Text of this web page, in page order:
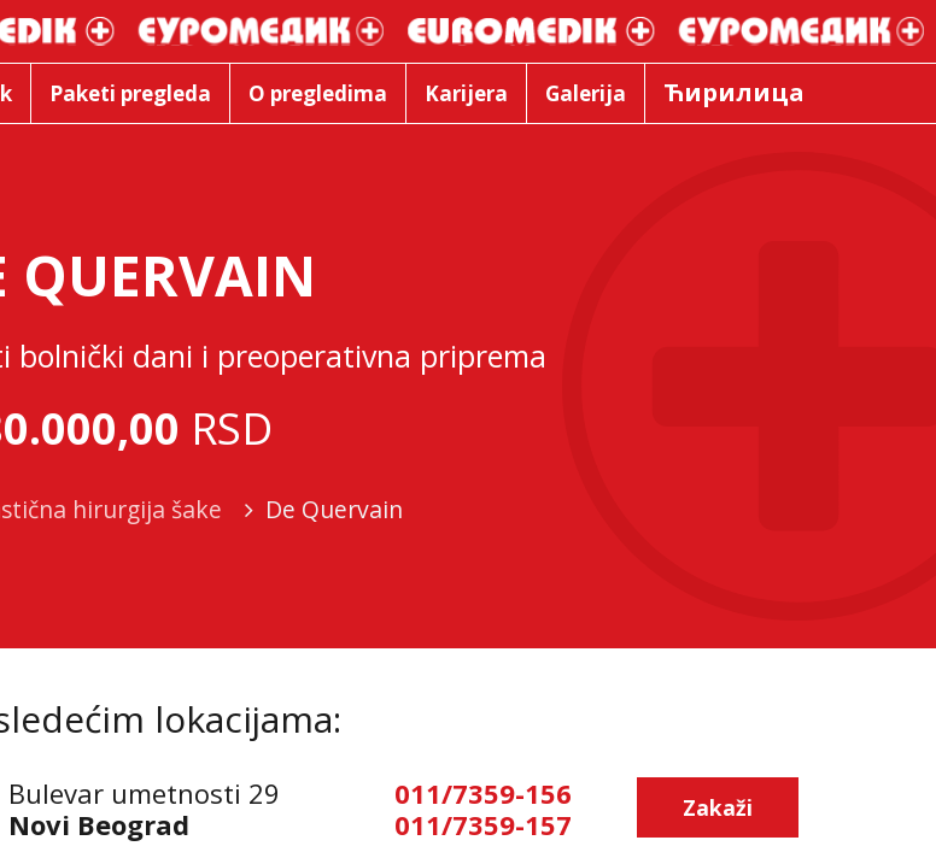
Paketi pregleda O pregledima Karijera Galerija Ћирилица
QUERVAIN
bolnički dani i preoperativna priprema
RSD
hirurgija šake De Quervain
lokacijama:
Bulevar umetnosti 29
Novi Beograd
011/7359-156
011/7359-157
Zakaži